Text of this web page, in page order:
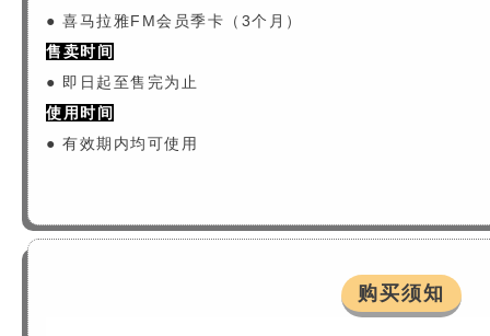
● 喜马拉雅FM会员季卡（3个月）
售卖时间
● 即日起至售完为止
使用时间
● 有效期内均可使用
购买须知